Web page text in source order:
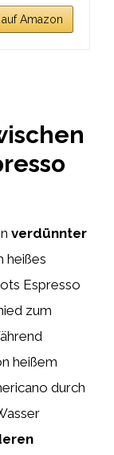
auf Amazon
verdünnter
heißes
Espresso
zum
heißem
durch